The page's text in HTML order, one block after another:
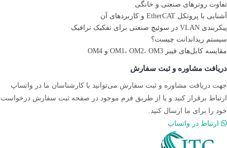
تفاوت روترهای صنعتی و خانگی
آشنایی با پروتکل EtherCAT و کاربردهای آن
پیکربندی VLAN در سوئیچ صنعتی برای تفکیک ترافیک
سیستم ریداندانت چیست؟
مقایسه کابل‌های فیبر OM1، OM2، OM3 و OM4
دریافت مشاوره و ثبت سفارش
جهت دریافت مشاوره و ثبت سفارش می‌توانید با کارشناسان ما در واتساپ
ارتباط برقرار کنید و یا از طریق فرم موجود در صفحه ثبت سفارش درخواست
خود را برای ما ارسال کنید.
ارتباط در واتساپ